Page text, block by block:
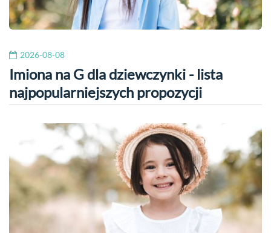
2026-08-08
Imiona na G dla dziewczynki - lista
najpopularniejszych propozycji